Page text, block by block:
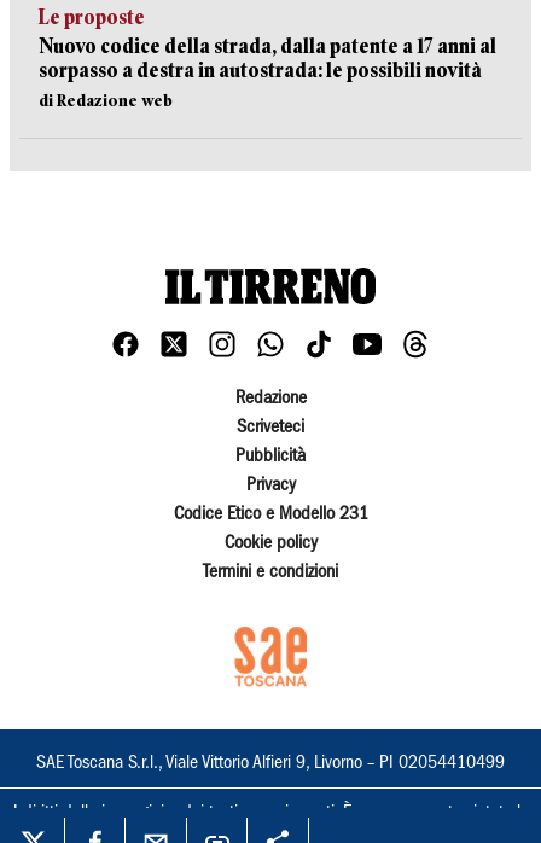
Le proposte
Nuovo codice della strada, dalla patente a 17 anni al
sorpasso a destra in autostrada: le possibili novità
di Redazione web
Redazione
Scriveteci
Pubblicità
Privacy
Codice Etico e Modello 231
Cookie policy
Termini e condizioni
SAE Toscana S.r.l., Viale Vittorio Alfieri 9, Livorno – PI 02054410499
I diritti delle immagini e dei testi sono riservati. È espressamente vietata la